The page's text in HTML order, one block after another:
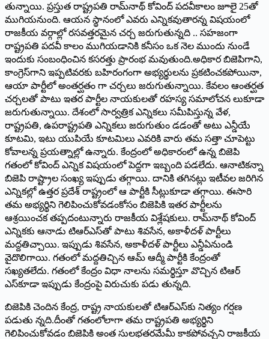
తున్నాయి. ప్రస్తుత రాష్ట్రపతి రామ్‌నాథ్‌ ‌కోవింద్‌ ‌పదవీకాలం జూలై 25తో
ముగియనుంది. ఆయన స్థానంలో ఎవరు ఎన్నికవుతారన్న విషయంలో
రాజకీయ వర్గాల్లో రసవత్తరమైన చర్చ జరుగుతున్నది .. సహజంగా
రాష్ట్రపతి పదవీ కాలం ముగియడానికి కనీసం ఒక నెల ముందు నుండే
ఇందుకు సంబంధించిన కసరత్తు ప్రారంభ మవుతుంది.అధికార బిజెపిగాని,
కాంగ్రెస్‌గాని ఇప్పటివరకు బహిరంగంగా అభ్యర్థులను ప్రకటించకపోయినా,
ఆయా పార్టీలో అంతర్ఘతం గా చర్చలు జరుగుతున్నాయి. కేవలం ఆంతర్ఘత
చర్చలతో పాటు ఇతర పార్టీల నాయకులతో రహస్య సమాలోచన లుకూడా
జరుగుతున్నాయి. దేశంలో సార్వత్రిక ఎన్నికలు సమీపిస్తున్న వేళ,
రాష్ట్రపతి, ఉపరాష్ట్రపతి ఎన్నికలు జరుగుతుం డడంతో అటు ఎన్డీయే
కూటమి, ఇటు యుపియే కూటమిలు ఎవరికి వారు తమ సత్తా చూపెట్టు
కోవాలన్న ప్రయత్నాల్లో ఉన్నారు. కేంద్రంలో అధికారంలో ఉన్న బిజెపి
గతంలో కోవింద్‌ ఎన్నిక విషయంలో పెద్దగా ఇబ్బంది పడలేదు. ఆనాటికన్నా
బిజెపి రాష్ట్రాల సంఖ్య ఇప్పుడు తగ్గాయి. దానికి తగినట్లు ఇటీవల జరిగిన
ఎన్నికల్లో ఉత్తర ప్రదేశ్‌ ‌రాష్ట్రంలో ఆ పార్టీకి సీట్లుకూడా తగ్గాయి. ఈసారి
తమ అభ్యర్థిని గెలిపించుకోవడంకోసం బిజెపికి ఇతర పార్టీలను
ఆశ్రయించక తప్పదంటున్నారు రాజకీయ విశ్లేషకులు. రామ్‌నాథ్‌ ‌కోవింద్‌
ఎన్నికకు ఆనాడు టిఆర్‌ఎస్‌తో పాటు శివసేన, అకాళీదళ్‌ ‌పార్టీలు
మద్దతిచ్చాయి. ఇప్పుడు శివసేన, అకాళీదళ్‌ ‌పార్టీలు ఎన్డీఏనుండి
వైదొలిగాయి. గతంలో మద్దతిచ్చిన ఆమ్‌ ఆద్మీ పార్టీకి కేంద్రంతో
సఖ్యతలేదు. గతంలో కేంద్రం విధా నాలను సమర్థిస్తూ వొచ్చిన టిఆర్‌
ఎస్‌కూడా ఇప్పుడు కేంద్రంపై విరుచుకు పడు తున్నది.
బిజెపికి చెందిన కేంద్ర, రాష్ట్ర నాయకులతో టిఆర్‌ఎస్‌కు నిత్యం గర్షణ
పడుతు న్నది.దీంతో గతంలోలాగా తమ రాష్ట్రపతి అభ్యర్థిని
గెలిపించుకోవడం బిజెపికి అంత సులభతరమేమీ కాకపోవచ్చని రాజకీయ